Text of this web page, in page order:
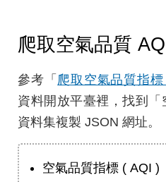
爬取空氣品質
參考「 爬取空氣品質指
資料開放平臺裡，找到「
資料集複製 JSON 網址。
空氣品質指標 ( AQI )